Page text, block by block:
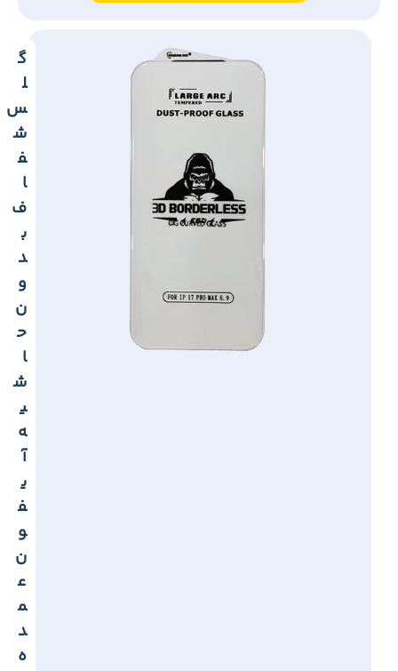
گ
ل
س
ش
ف
ا
ف
ب
د
و
ن
ح
ا
ش
ی
ه
آ
ی
ف
و
ن
ع
م
د
ه